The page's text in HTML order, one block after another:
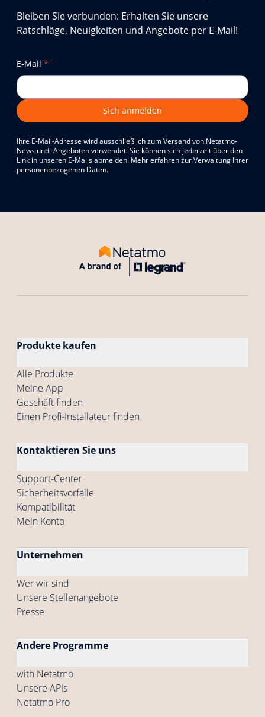
Bleiben Sie verbunden: Erhalten Sie unsere
Ratschläge, Neuigkeiten und Angebote per E-Mail!
E-Mail *
Sich anmelden
Ihre E-Mail-Adresse wird ausschließlich zum Versand von Netatmo-
News und -Angeboten verwendet. Sie können sich jederzeit über den
Link in unseren E-Mails abmelden. Mehr erfahren zur Verwaltung Ihrer
personenbezogenen Daten.
Produkte kaufen
Alle Produkte
Meine App
Geschäft finden
Einen Profi-Installateur finden
Kontaktieren Sie uns
Support-Center
Sicherheitsvorfälle
Kompatibilität
Mein Konto
Unternehmen
Wer wir sind
Unsere Stellenangebote
Presse
Andere Programme
with Netatmo
Unsere APIs
Netatmo Pro